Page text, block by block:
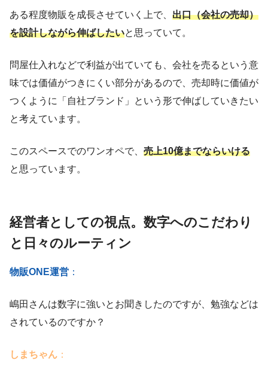
ある程度物販を成長させていく上で、 出口（会社の売却）
を設計しながら伸ばしたいと思っていて。
問屋仕入れなどで利益が出ていても、会社を売るという意
味では価値がつきにくい部分があるので、売却時に価値が
つくように「自社ブランド」という形で伸ばしていきたい
と考えています。
このスペースでのワンオペで、 売上10億までならいける
と思っています。
経営者としての視点。数字へのこだわり
と日々のルーティン
物販ONE運営 ：
嶋田さんは数字に強いとお聞きしたのですが、勉強などは
されているのですか？
しまちゃん ：